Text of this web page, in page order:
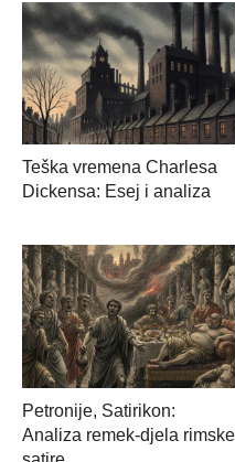
Teška vremena Charlesa
Dickensa: Esej i analiza
Petronije, Satirikon:
Analiza remek-djela rimske